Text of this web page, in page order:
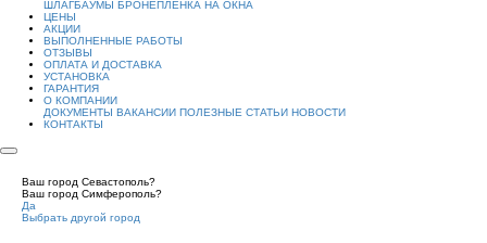
ШЛАГБАУМЫ БРОНЕПЛЁНКА НА ОКНА
ЦЕНЫ
АКЦИИ
ВЫПОЛНЕННЫЕ РАБОТЫ
ОТЗЫВЫ
ОПЛАТА И ДОСТАВКА
УСТАНОВКА
ГАРАНТИЯ
О КОМПАНИИ
ДОКУМЕНТЫ ВАКАНСИИ ПОЛЕЗНЫЕ СТАТЬИ НОВОСТИ
КОНТАКТЫ
Ваш город Севастополь?
Ваш город Симферополь?
Да
Выбрать другой город